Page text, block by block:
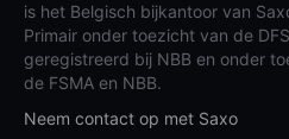
is het Belgisch bijkantoor van
Primair onder toezicht van de
geregistreerd bij NBB en onder
de FSMA en NBB.
Neem contact op met Saxo